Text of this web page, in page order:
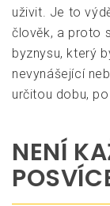
uživit. Je to
člověk, a proto
byznysu, který
nevynášející
určitou dobu,
NENÍ